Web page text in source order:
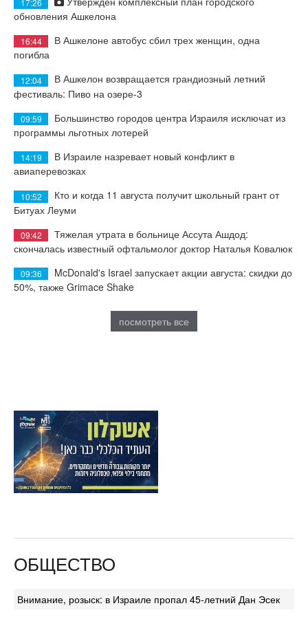
17:26
обновления Ашкелона
16:44
В Ашкелоне автобус сбил трех женщин, одна
погибла
12:04
В Ашкелон возвращается грандиозный летний
фестиваль: Пиво на озере-3
09:59
Большинство городов центра Израиля исключат из
программы льготных лотерей
14:19
В Израиле назревает новый конфликт в
авиаперевозках
10:52
Кто и когда 11 августа получит школьный грант от
Битуах Леуми
09:42
Тяжелая утрата в больнице Ассута Ашдод:
скончалась известный офтальмолог доктор Наталья Ковалюк
09:36
McDonald's Israel запускает акции августа: скидки до
50%, также Grimace Shake
посмотреть все
ОБЩЕСТВО
Внимание, розыск: в Израиле пропал 45-летний Дан Эсек